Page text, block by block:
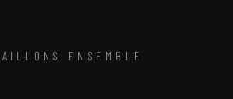
ENSEMBLE